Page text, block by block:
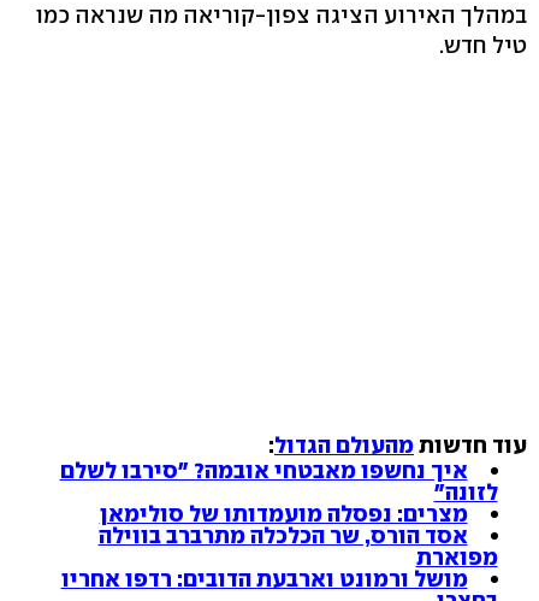
במהלך האירוע הציגה צפון-קוריאה מה שנראה כמו
טיל חדש.
עוד חדשותמהעולם הגדול:
איך נחשפו מאבטחי אובמה? "סירבו לשלם
לזונה"
מצרים: נפסלה מועמדותו של סולימאן
אסד הורס, שר הכלכלה מתרברב בווילה
מפוארת
מושל ורמונט וארבעת הדובים: רדפו אחריו